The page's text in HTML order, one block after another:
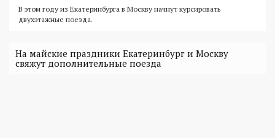
В этом году из Екатеринбурга в Москву начнут курсировать
двухэтажные поезда.
На майские праздники Екатеринбург и Москву
свяжут дополнительные поезда